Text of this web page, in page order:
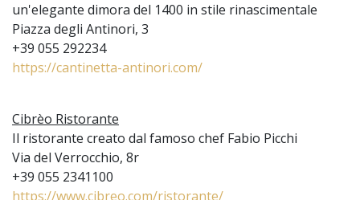
un'elegante dimora del 1400 in stile rinascimentale
Piazza degli Antinori, 3
+39 055 292234
https://cantinetta-antinori.com/
Cibrèo Ristorante
Il ristorante creato dal famoso chef Fabio Picchi
Via del Verrocchio, 8r
+39 055 2341100
https://www.cibreo.com/ristorante/